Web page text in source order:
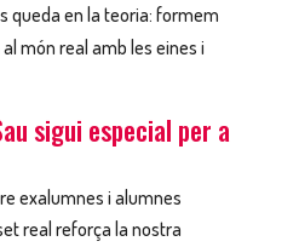
queda en la teoria: formem
món real amb les eines i
sigui especial per a
exalumnes i alumnes
real reforça la nostra